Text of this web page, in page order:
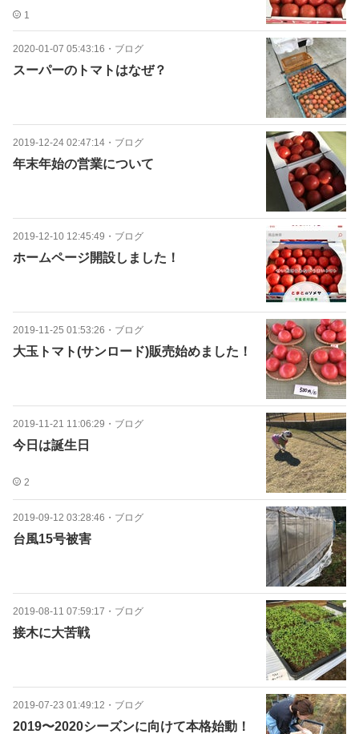
1
2020-01-07 05:43:16 ・ ブログ
スーパーのトマトはなぜ？
2019-12-24 02:47:14 ・ ブログ
年末年始の営業について
2019-12-10 12:45:49 ・ ブログ
ホームページ開設しました！
2019-11-25 01:53:26 ・ ブログ
大玉トマト(サンロード)販売始めました！
2019-11-21 11:06:29 ・ ブログ
今日は誕生日
2
2019-09-12 03:28:46 ・ ブログ
台風15号被害
2019-08-11 07:59:17 ・ ブログ
接木に大苦戦
2019-07-23 01:49:12 ・ ブログ
2019〜2020シーズンに向けて本格始動！